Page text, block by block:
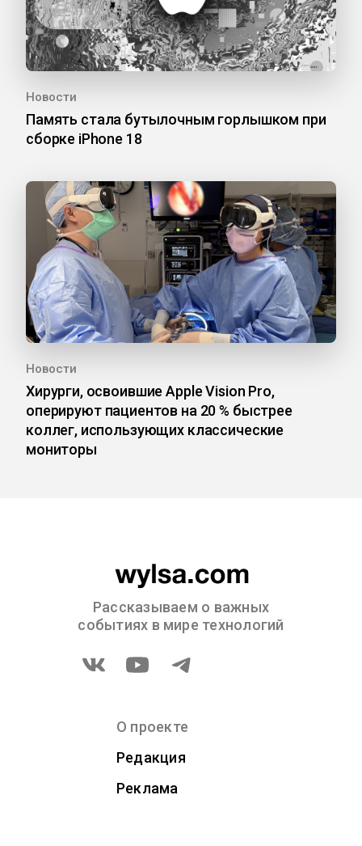
Новости
Память стала бутылочным горлышком при
сборке iPhone 18
Новости
Хирурги, освоившие Apple Vision Pro,
оперируют пациентов на 20 % быстрее
коллег, использующих классические
мониторы
Рассказываем о важных
событиях в мире технологий
О проекте
Редакция
Реклама